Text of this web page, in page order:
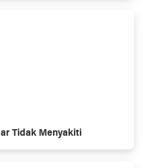
Tidak Menyakiti